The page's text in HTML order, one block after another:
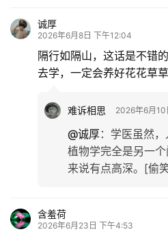
诚厚
2026年6月8日 下午12:04
隔行如隔山，这话是不错
去学，一定会养好花花草
难诉相思 2026年6月
@诚厚： 学医虽然
植物学完全是另一
来说有点高深。[偷
含羞荷
2026年6月23日 下午4:53